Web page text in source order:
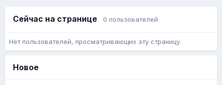
Сейчас на странице 0 пользователей
Нет пользователей, просматривающих эту страницу.
Новое